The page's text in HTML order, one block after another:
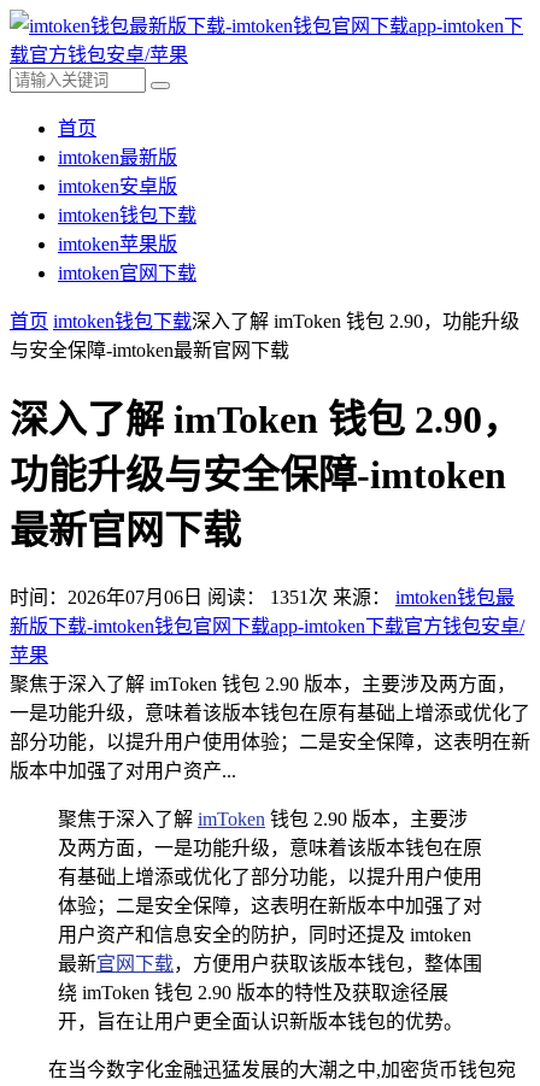
首页
imtoken最新版
imtoken安卓版
imtoken钱包下载
imtoken苹果版
imtoken官网下载
首页 imtoken钱包下载深入了解 imToken 钱包 2.90，功能升级
与安全保障-imtoken最新官网下载
深入了解 imToken 钱包 2.90，
功能升级与安全保障-imtoken
最新官网下载
时间：2026年07月06日 阅读： 1351 次 来源： imtoken钱包最
新版下载-imtoken钱包官网下载app-imtoken下载官方钱包安卓/
苹果
聚焦于深入了解 imToken 钱包 2.90 版本，主要涉及两方面，
一是功能升级，意味着该版本钱包在原有基础上增添或优化了
部分功能，以提升用户使用体验；二是安全保障，这表明在新
版本中加强了对用户资产...
聚焦于深入了解 imToken 钱包 2.90 版本，主要涉
及两方面，一是功能升级，意味着该版本钱包在原
有基础上增添或优化了部分功能，以提升用户使用
体验；二是安全保障，这表明在新版本中加强了对
用户资产和信息安全的防护，同时还提及 imtoken
最新官网下载，方便用户获取该版本钱包，整体围
绕 imToken 钱包 2.90 版本的特性及获取途径展
开，旨在让用户更全面认识新版本钱包的优势。
在当今数字化金融迅猛发展的大潮之中,加密货币钱包宛